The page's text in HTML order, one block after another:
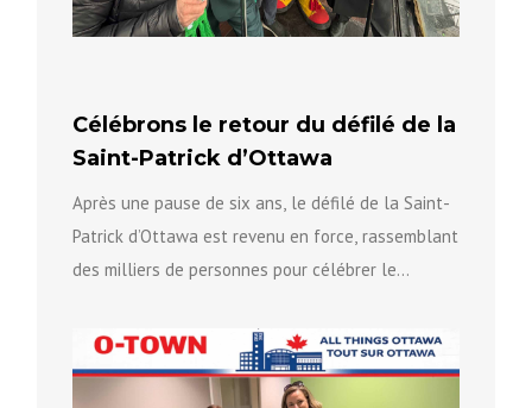
Célébrons le retour du défilé de la
Saint-Patrick d’Ottawa
Après une pause de six ans, le défilé de la Saint-
Patrick d’Ottawa est revenu en force, rassemblant
des milliers de personnes pour célébrer le